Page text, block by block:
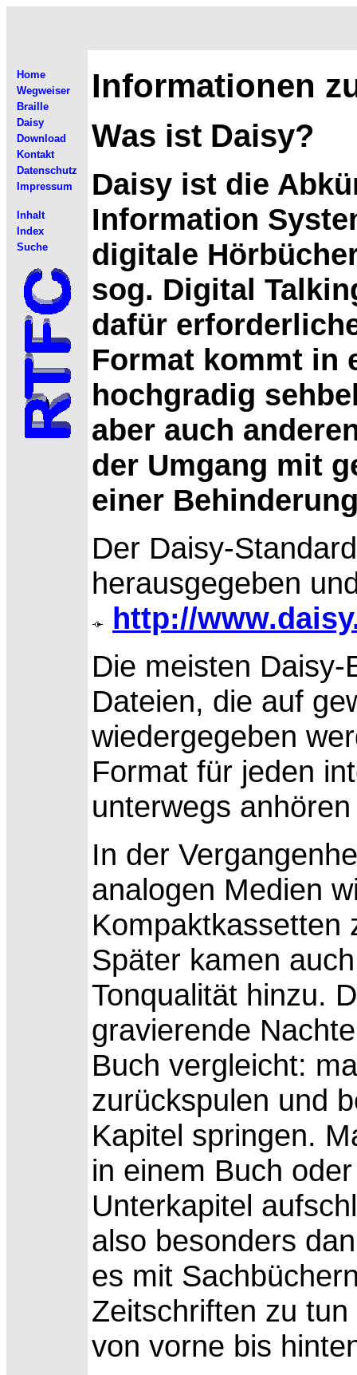
Home
Wegweiser
Braille
Daisy
Download
Kontakt
Datenschutz
Impressum
Inhalt
Index
Suche
Informationen
Was ist Daisy?
Daisy ist die
Information
digitale
sog. Digital
dafür
Format kommt in
hochgradig
aber auch
der Umgang mit
einer
Der Daisy-
herausgegeben
http://
Die meisten
Dateien, die auf
wiedergegeben
Format für jeden
unterwegs
In der
analogen Medien
Kompaktkassetten
Später kamen
Tonqualität hinzu.
gravierende
Buch vergleicht:
zurückspulen und
Kapitel springen.
in einem Buch
Unterkapitel
also besonders
es mit
Zeitschriften zu
von vorne bis